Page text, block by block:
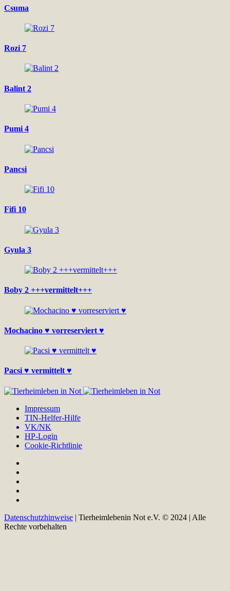
Csuma
Rozi 7
Balint 2
Pumi 4
Pancsi
Fifi 10
Gyula 3
Boby 2 +++vermittelt+++
Mochacino ♥ vorreserviert ♥
Pacsi ♥ vermittelt ♥
Impressum
TIN-Helfer-Hilfe
VK/NK
HP-Login
Cookie-Richtlinie
Datenschutzhinweise | Tierheimlebenin Not e.V. © 2024 | Alle
Rechte vorbehalten